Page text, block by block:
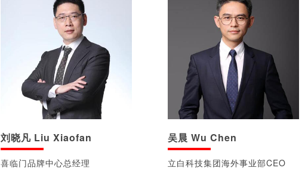
刘晓凡 Liu Xiaofan
喜临门品牌中心总经理
吴晨 Wu Chen
立白科技集团海外事业部CEO